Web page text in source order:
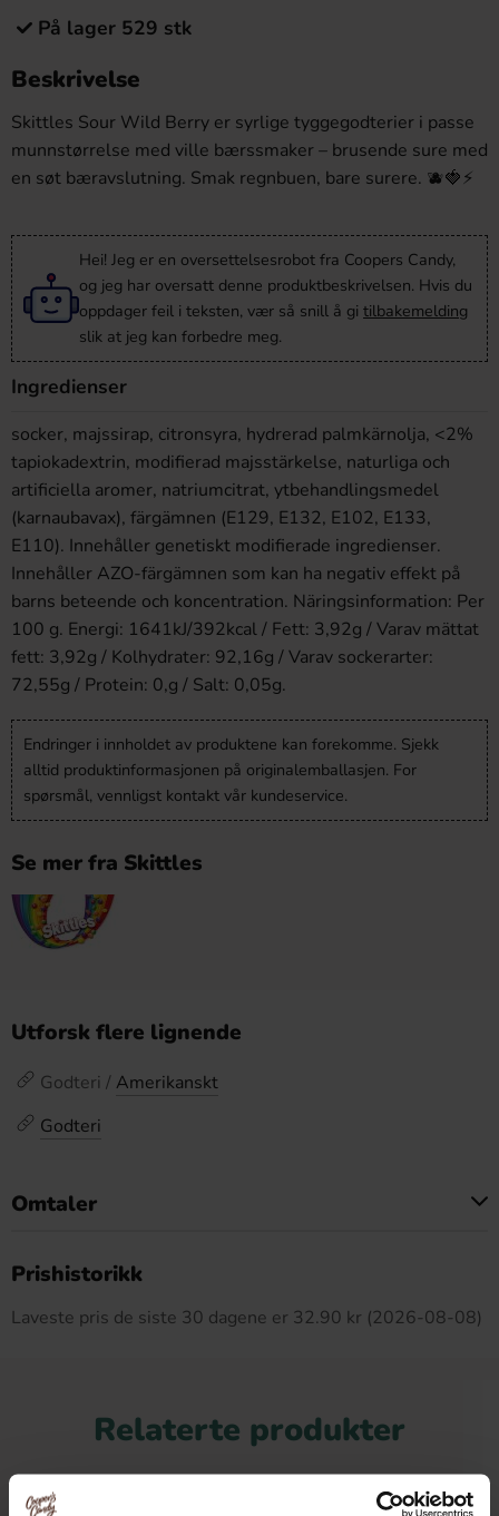
På lager 529 stk
Beskrivelse
Skittles Sour Wild Berry er syrlige tyggegodterier i passe
munnstørrelse med ville bærssmaker – brusende sure med
en søt bæravslutning. Smak regnbuen, bare surere. 🫐🍓⚡
Hei! Jeg er en oversettelsesrobot fra Coopers Candy,
og jeg har oversatt denne produktbeskrivelsen. Hvis du
oppdager feil i teksten, vær så snill å gi tilbakemelding
slik at jeg kan forbedre meg.
Ingredienser
socker, majssirap, citronsyra, hydrerad palmkärnolja, <2%
tapiokadextrin, modifierad majsstärkelse, naturliga och
artificiella aromer, natriumcitrat, ytbehandlingsmedel
(karnaubavax), färgämnen (E129, E132, E102, E133,
E110). Innehåller genetiskt modifierade ingredienser.
Innehåller AZO-färgämnen som kan ha negativ effekt på
barns beteende och koncentration. Näringsinformation: Per
100 g. Energi: 1641kJ/392kcal / Fett: 3,92g / Varav mättat
fett: 3,92g / Kolhydrater: 92,16g / Varav sockerarter:
72,55g / Protein: 0,g / Salt: 0,05g.
Endringer i innholdet av produktene kan forekomme. Sjekk
alltid produktinformasjonen på originalemballasjen. For
spørsmål, vennligst kontakt vår kundeservice.
Se mer fra Skittles
Utforsk flere lignende
Godteri / Amerikanskt
Godteri
Omtaler
Prishistorikk
Laveste pris de siste 30 dagene er 32.90 kr (2026-08-08)
Relaterte produkter